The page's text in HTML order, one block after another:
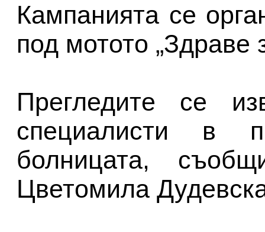
Кампанията се
под мотото „Здраве
Прегледите се
специалисти в
болницата,
Цветомила